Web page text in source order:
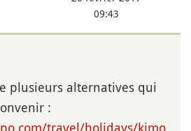
09:43
plusieurs alternatives qui
:
travel/holidays/kimo